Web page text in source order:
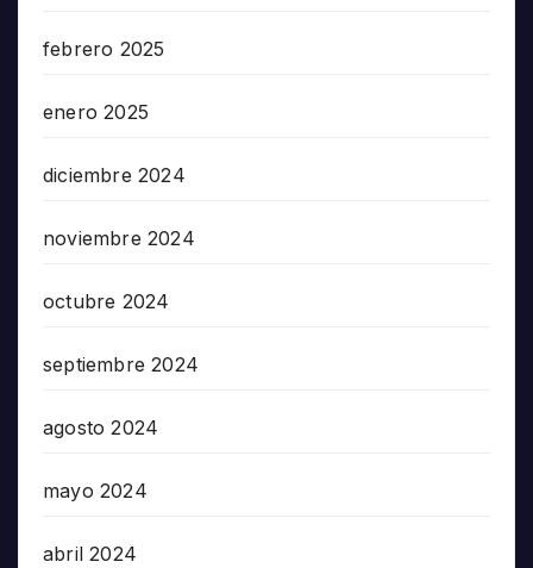
febrero 2025
enero 2025
diciembre 2024
noviembre 2024
octubre 2024
septiembre 2024
agosto 2024
mayo 2024
abril 2024